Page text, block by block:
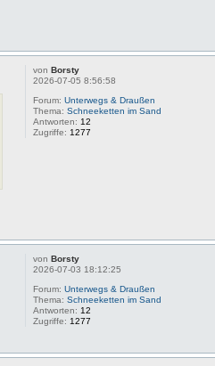
vonBorsty
2026-07-05 8:56:58
Forum:Unterwegs & Draußen
Thema:Schneeketten im Sand
Antworten: 12
Zugriffe: 1277
vonBorsty
2026-07-03 18:12:25
Forum:Unterwegs & Draußen
Thema:Schneeketten im Sand
Antworten: 12
Zugriffe: 1277